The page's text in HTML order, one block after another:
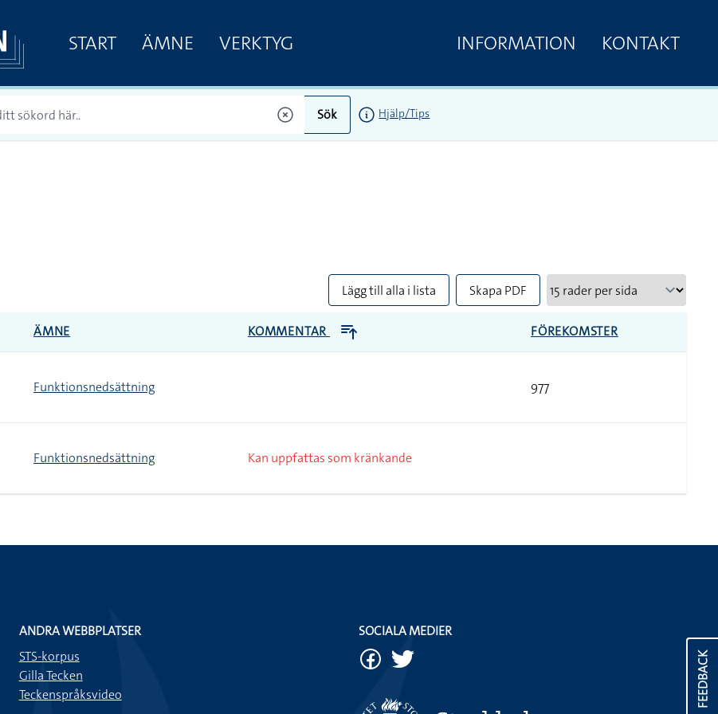
START ÄMNE VERKTYG INFORMATION KONTAKT
Sök Hjälp/Tips
Lägg till alla i lista Skapa PDF
ÄMNE KOMMENTAR FÖREKOMSTER
Funktionsnedsättning 977
Funktionsnedsättning Kan uppfattas som kränkande
FEEDBACK
ANDRA WEBBPLATSER
STS-korpus
Gilla Tecken
Teckenspråksvideo
SOCIALA MEDIER